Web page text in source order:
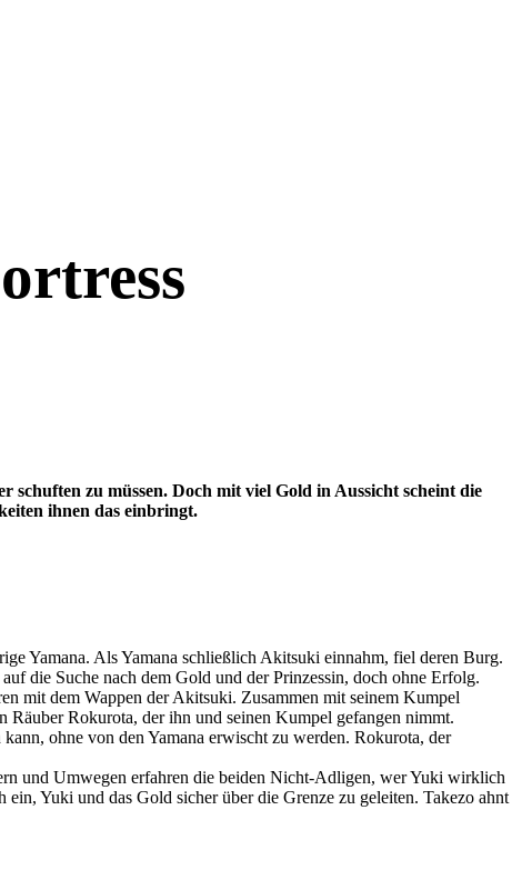
zu müssen. Doch mit viel Gold in Aussicht scheint die
ihnen das einbringt.
Yamana. Als Yamana schließlich Akitsuki einnahm, fiel deren Burg.
die Suche nach dem Gold und der Prinzessin, doch ohne Erfolg.
mit dem Wappen der Akitsuki. Zusammen mit seinem Kumpel
Rokurota, der ihn und seinen Kumpel gefangen nimmt.
ohne von den Yamana erwischt zu werden. Rokurota, der
und Umwegen erfahren die beiden Nicht-Adligen, wer Yuki wirklich
Yuki und das Gold sicher über die Grenze zu geleiten. Takezo ahnt